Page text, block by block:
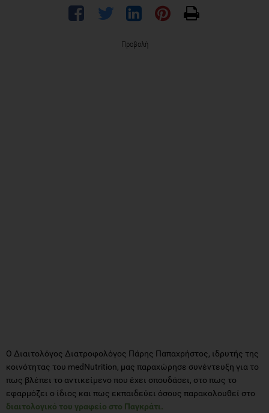
Προβολή
Ο Διαιτολόγος Διατροφολόγος Πάρης Παπαχρήστος, ιδρυτής της
κοινότητας του medNutrition, μας παραχώρησε συνέντευξη για το
πως βλέπει το αντικείμενο που έχει σπουδάσει, στο πως το
εφαρμόζει ο ίδιος και πως εκπαιδεύει όσους παρακολουθεί στο
διαιτολογικό του γραφείο στο Παγκράτι.